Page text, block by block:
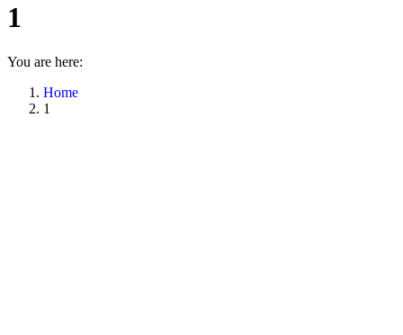
1
You are here:
Home
1